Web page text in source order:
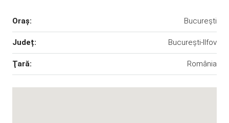
Oraş: București
Județ: București-Ilfov
Ţară: România